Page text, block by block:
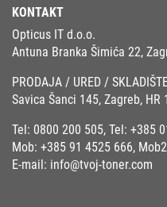
KONTAKT
Opticus IT d.o.o.
Antuna Branka Šimića 22,
PRODAJA / URED /
Savica Šanci 145, Zagreb, HR
Tel: 0800 200 505, Tel: +385
Mob: +385 91 4525 666,
E-mail: info@tvoj-toner.com